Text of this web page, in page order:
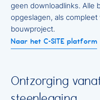
geen downloadlinks. Alle
opgeslagen, als
bouwproject.
Naar het C-SITE platform
Ontzorging